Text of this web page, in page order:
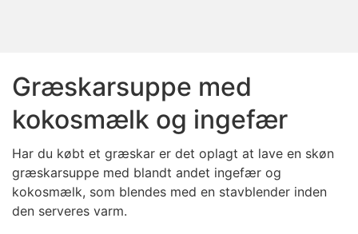
Græskarsuppe med
kokosmælk og ingefær
Har du købt et græskar er det oplagt at lave en skøn
græskarsuppe med blandt andet ingefær og
kokosmælk, som blendes med en stavblender inden
den serveres varm.